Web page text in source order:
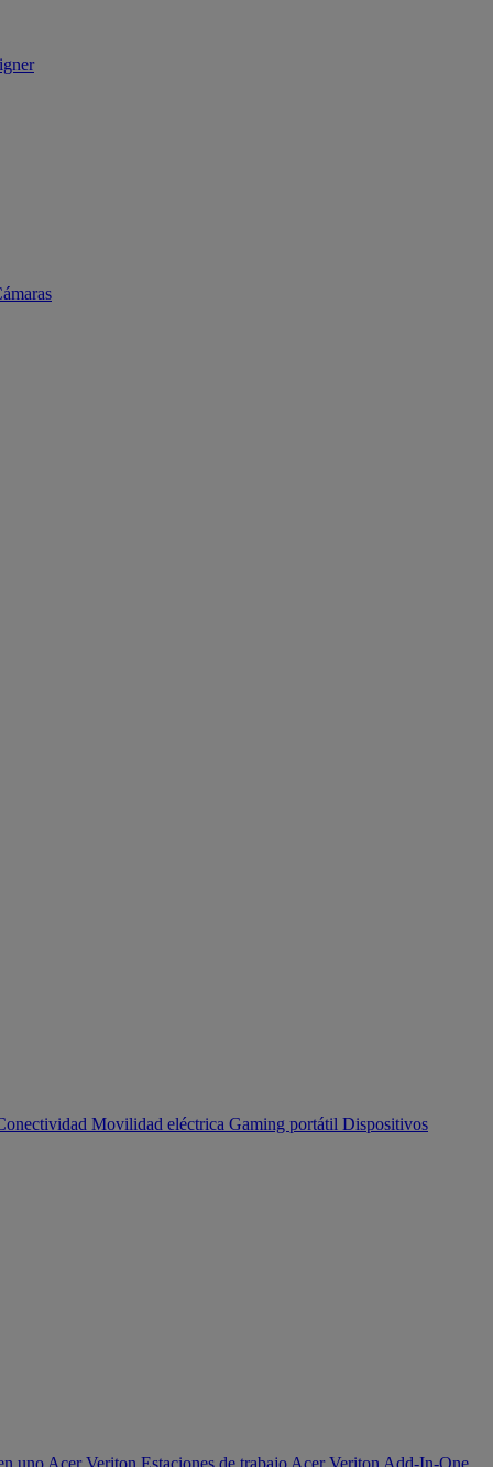
Movilidad eléctrica Gaming portátil Dispositivos
uno Acer Veriton Estaciones de trabajo Acer Veriton Add-In-One